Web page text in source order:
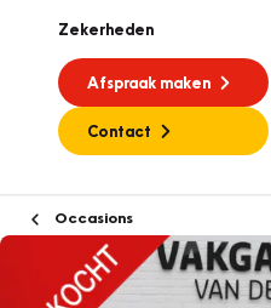
Zekerheden
Afspraak maken
Contact
Occasions